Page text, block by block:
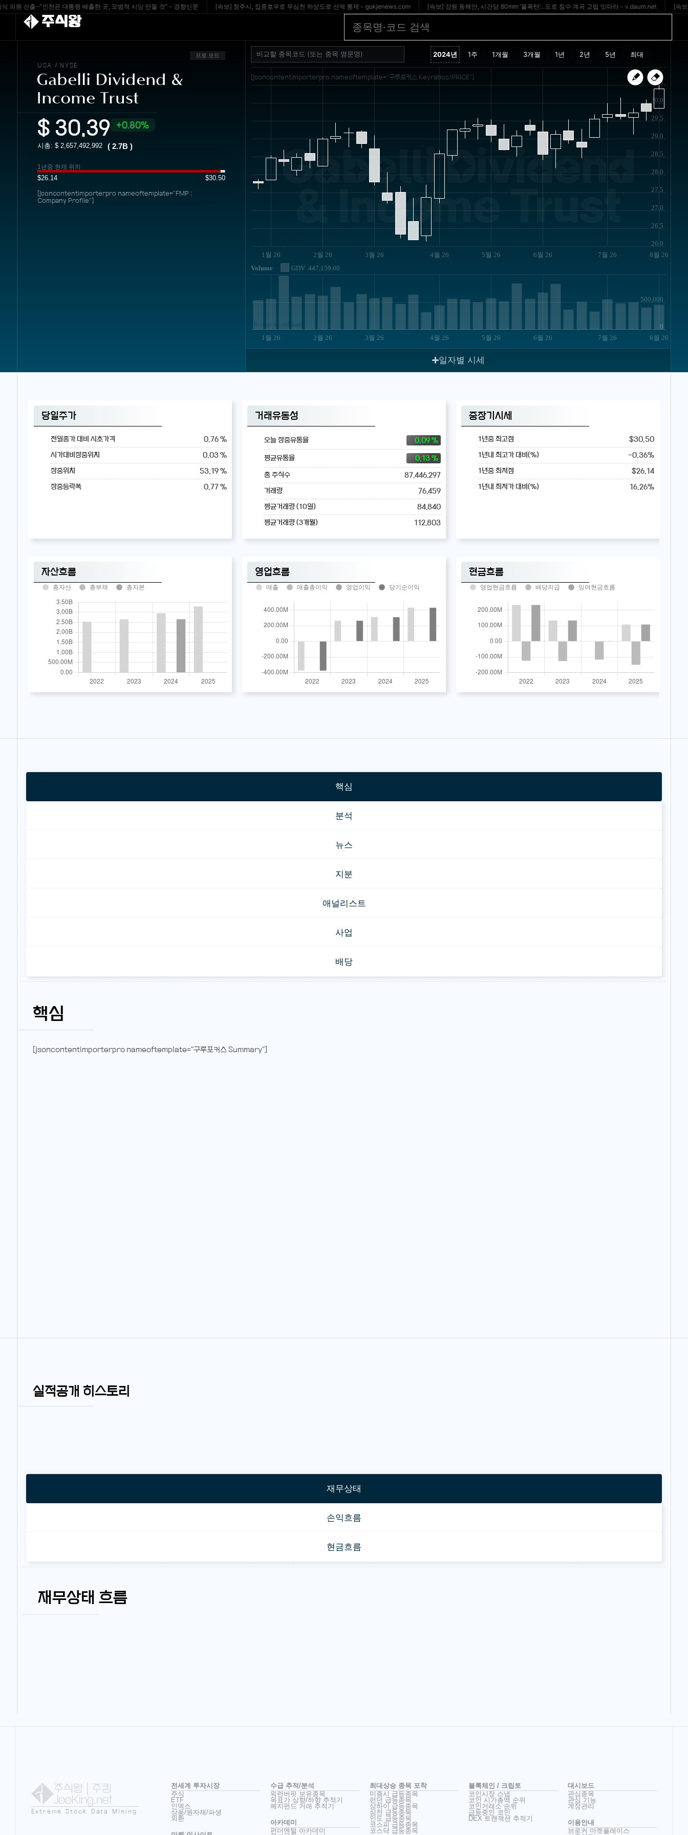
출···“인천은 대통령 배출한 곳, 모범적 시당 만들 것” - 경향신문 [속보] 청주시, 집중호우로 무심천 하상도로 선제 통제 - gukjenews.com [속보] 강원 동해안, 시간당 80mm ‘물폭탄’…도로 침수·계곡 고립 잇따라 - v.daum.net [속보] 동해
주식왕
프로 모드
USA / NYSE
Gabelli Dividend &
Income Trust
$ 30.39 0.80%
시총: $ 2,657,492,992 ( 2.7B )
1년중 현재 위치
$26.14 $30.50
[jsoncontentimporterpro nameoftemplate="FMP :
Company Profile"]
Gabelli Dividend
& Income Trust
[jsoncontentimporterpro nameoftemplate="구루포커스 Keyratios/PRICE"]
1월 26 2월 26 3월 26 4월 26 5월 26 6월 26 7월 26 8월 26
26.0
26.5
27.0
27.5
28.0
28.5
29.0
29.5
30.0
30.5
Volume GDV 447,159.00
1월 26 2월 26 3월 26 4월 26 5월 26 6월 26 7월 26 8월 26
0
500,000
일자별 시세
당일주가
전일종가 대비 시초가격 0.76 %
시가대비장중위치 0.03 %
장중위치 53.19 %
장중등락폭 0.77 %
거래유동성
오늘 장중유통율 0.09 %
평균유통율 0.13 %
총 주식수 87,446,297
거래량 76,459
평균거래량 (10일) 84,840
평균거래량 (3개월) 112,803
중장기시세
1년중 최고점 $30.50
1년내 최고가 대비(%) -0.36%
1년중 최저점 $26.14
1년내 최저가 대비(%) 16.26%
자산흐름
총자산 총부채 총자본
영업흐름
매출 매출총이익 영업이익 당기순이익
현금흐름
영업현금흐름 배당지급 잉여현금흐름
핵심
분석
뉴스
지분
애널리스트
사업
배당
핵심
[jsoncontentimporterpro nameoftemplate="구루포커스 Summary"]
실적공개 히스토리
재무상태
손익흐름
현금흐름
재무상태 흐름
주식왕 | 주킹
JooKing.net
Extreme Stock Data Mining
전세계 투자시장
주식
ETF
인덱스
상품/원자재/파생
외환
수급 추적/분석
워런버핏 보유종목
목표가 상향/하향 추적기
헤지펀드 거래 추적기
아카데미
펀더멘털 아카데미
최대상승 종목 포착
미증시 급등종목
런던 급등종목
상하이 급등종목
심천 급등종목
인도 급등종목
코스피 급등종목
코스닥 급등종목
블록체인 / 크립토
코인시장 스냅
코인 시가총액 순위
코인거래소 순위
급등중인 코인
DEX 트랜잭션 추적기
대시보드
관심종목
관심 기능
계정관리
이용안내
브로커 마켓플레이스